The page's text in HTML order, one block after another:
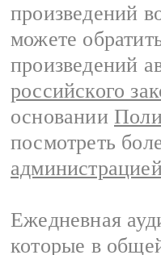
произведений
можете
произведений
российского
основании
посмотреть
Ежедневная
которые в